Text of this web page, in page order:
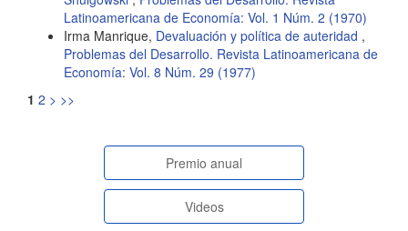
Latinoamericana de Economía: Vol. 1 Núm. 2 (1970)
Irma Manrique, Devaluación y política de auteridad ,
Problemas del Desarrollo. Revista Latinoamericana de
Economía: Vol. 8 Núm. 29 (1977)
1 2 > >>
paginasespeciales
Premio anual
Videos